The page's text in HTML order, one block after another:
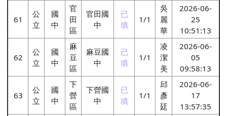
61
公
立
國
中
官
田
區
官田國
中
已
填
1/1
吳
麗
華
2026-06-
25
10:51:13
62
公
立
國
中
麻
豆
區
麻豆國
中
已
填
1/1
凌
潔
美
2026-06-
05
09:58:13
63
公
立
國
中
下
營
區
下營國
中
已
填
1/1
邱
彥
廷
2026-06-
17
13:57:35